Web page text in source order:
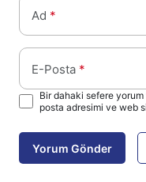
Ad *
E-Posta *
Bir dahaki sefere yorum
posta adresimi ve web
Yorum Gönder